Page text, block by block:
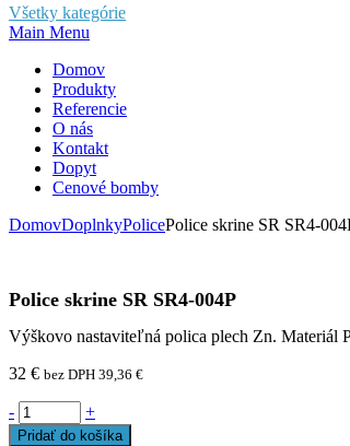
Všetky kategórie
Main Menu
Domov
Produkty
Referencie
O nás
Kontakt
Dopyt
Cenové bomby
DomovDoplnkyPolicePolice skrine SR SR4-
Police skrine SR SR4-004P
Výškovo nastaviteľná polica plech Zn.
32 € bez DPH 39,36 €
- +
Pridať do košíka